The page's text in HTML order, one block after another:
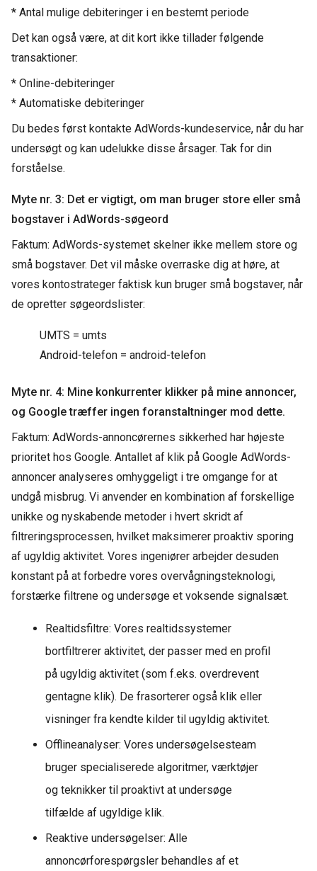
* Antal mulige debiteringer i en bestemt periode
Det kan også være, at dit kort ikke tillader følgende
transaktioner:
* Online-debiteringer
* Automatiske debiteringer
Du bedes først kontakte AdWords-kundeservice, når du har
undersøgt og kan udelukke disse årsager. Tak for din
forståelse.
Myte nr. 3: Det er vigtigt, om man bruger store eller små
bogstaver i AdWords-søgeord
Faktum: AdWords-systemet skelner ikke mellem store og
små bogstaver. Det vil måske overraske dig at høre, at
vores kontostrateger faktisk kun bruger små bogstaver, når
de opretter søgeordslister:
UMTS = umts
Android-telefon = android-telefon
Myte nr. 4: Mine konkurrenter klikker på mine annoncer,
og Google træffer ingen foranstaltninger mod dette.
Faktum: AdWords-annoncørernes sikkerhed har højeste
prioritet hos Google. Antallet af klik på Google AdWords-
annoncer analyseres omhyggeligt i tre omgange for at
undgå misbrug. Vi anvender en kombination af forskellige
unikke og nyskabende metoder i hvert skridt af
filtreringsprocessen, hvilket maksimerer proaktiv sporing
af ugyldig aktivitet. Vores ingeniører arbejder desuden
konstant på at forbedre vores overvågningsteknologi,
forstærke filtrene og undersøge et voksende signalsæt.
Realtidsfiltre: Vores realtidssystemer
bortfiltrerer aktivitet, der passer med en profil
på ugyldig aktivitet (som f.eks. overdrevent
gentagne klik). De frasorterer også klik eller
visninger fra kendte kilder til ugyldig aktivitet.
Offlineanalyser: Vores undersøgelsesteam
bruger specialiserede algoritmer, værktøjer
og teknikker til proaktivt at undersøge
tilfælde af ugyldige klik.
Reaktive undersøgelser: Alle
annoncørforespørgsler behandles af et